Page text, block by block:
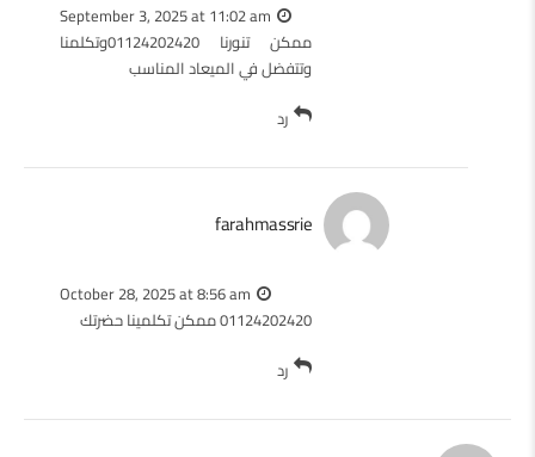
September 3, 2025 at 11:02 am
ممكن تنورنا 01124202420وتكلمنا
وتتفضل في الميعاد المناسب
رد
farahmassrie
October 28, 2025 at 8:56 am
01124202420 ممكن تكلمينا حضرتك
رد